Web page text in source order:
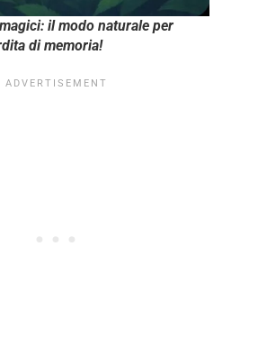
il modo naturale per
di memoria!